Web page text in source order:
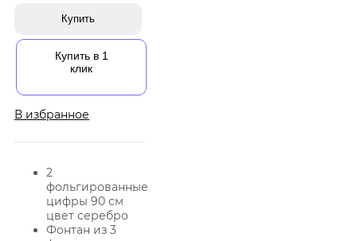
Купить
Купить в 1
клик
В избранное
2
фольгированные
цифры 90 см
цвет серебро
Фонтан из 3